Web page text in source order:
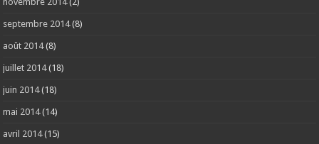
septembre 2014(8)
août 2014(8)
juillet 2014(18)
juin 2014(18)
mai 2014(14)
avril 2014(15)